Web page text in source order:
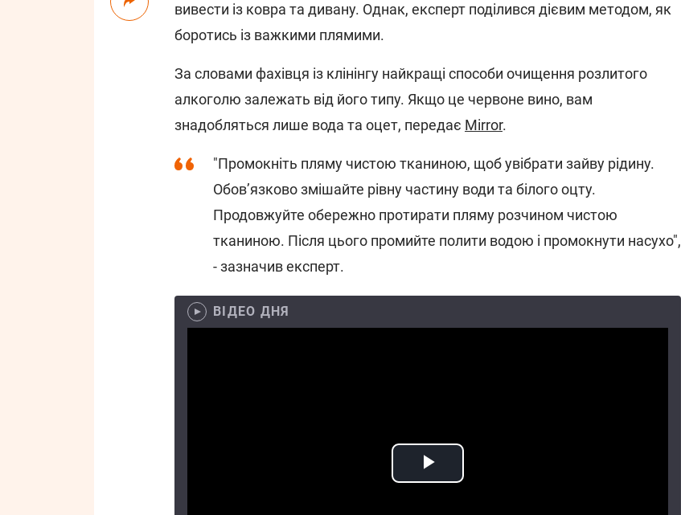
вивести із ковра та дивану. Однак, експерт поділився дієвим методом, як
боротись із важкими плямими.
За словами фахівця із клінінгу найкращі способи очищення розлитого
алкоголю залежать від його типу. Якщо це червоне вино, вам
знадобляться лише вода та оцет, передає Mirror.
"Промокніть пляму чистою тканиною, щоб увібрати зайву рідину.
Обов’язково змішайте рівну частину води та білого оцту.
Продовжуйте обережно протирати пляму розчином чистою
тканиною. Після цього промийте полити водою і промокнути насухо",
- зазначив експерт.
ВІДЕО ДНЯ